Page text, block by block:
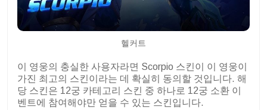
헬커트
이 영웅의 충실한 사용자라면 Scorpio 스킨이 이 영웅이
가진 최고의 스킨이라는 데 확실히 동의할 것입니다. 해
당 스킨은 12궁 카테고리 스킨 중 하나로 12궁 소환 이
벤트에 참여해야만 얻을 수 있는 스킨입니다.